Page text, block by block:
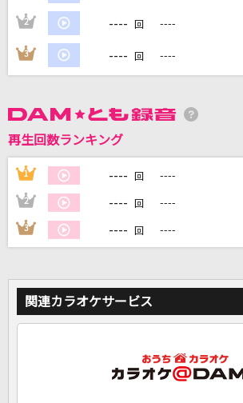
カラオケをもっと楽しもう！
自宅でカラオケ歌い放題！
2 ---- 回 ----
3 ---- 回 ----
再生回数ランキング
1 ---- 回 ----
2 ---- 回 ----
3 ---- 回 ----
関連カラオケサービス